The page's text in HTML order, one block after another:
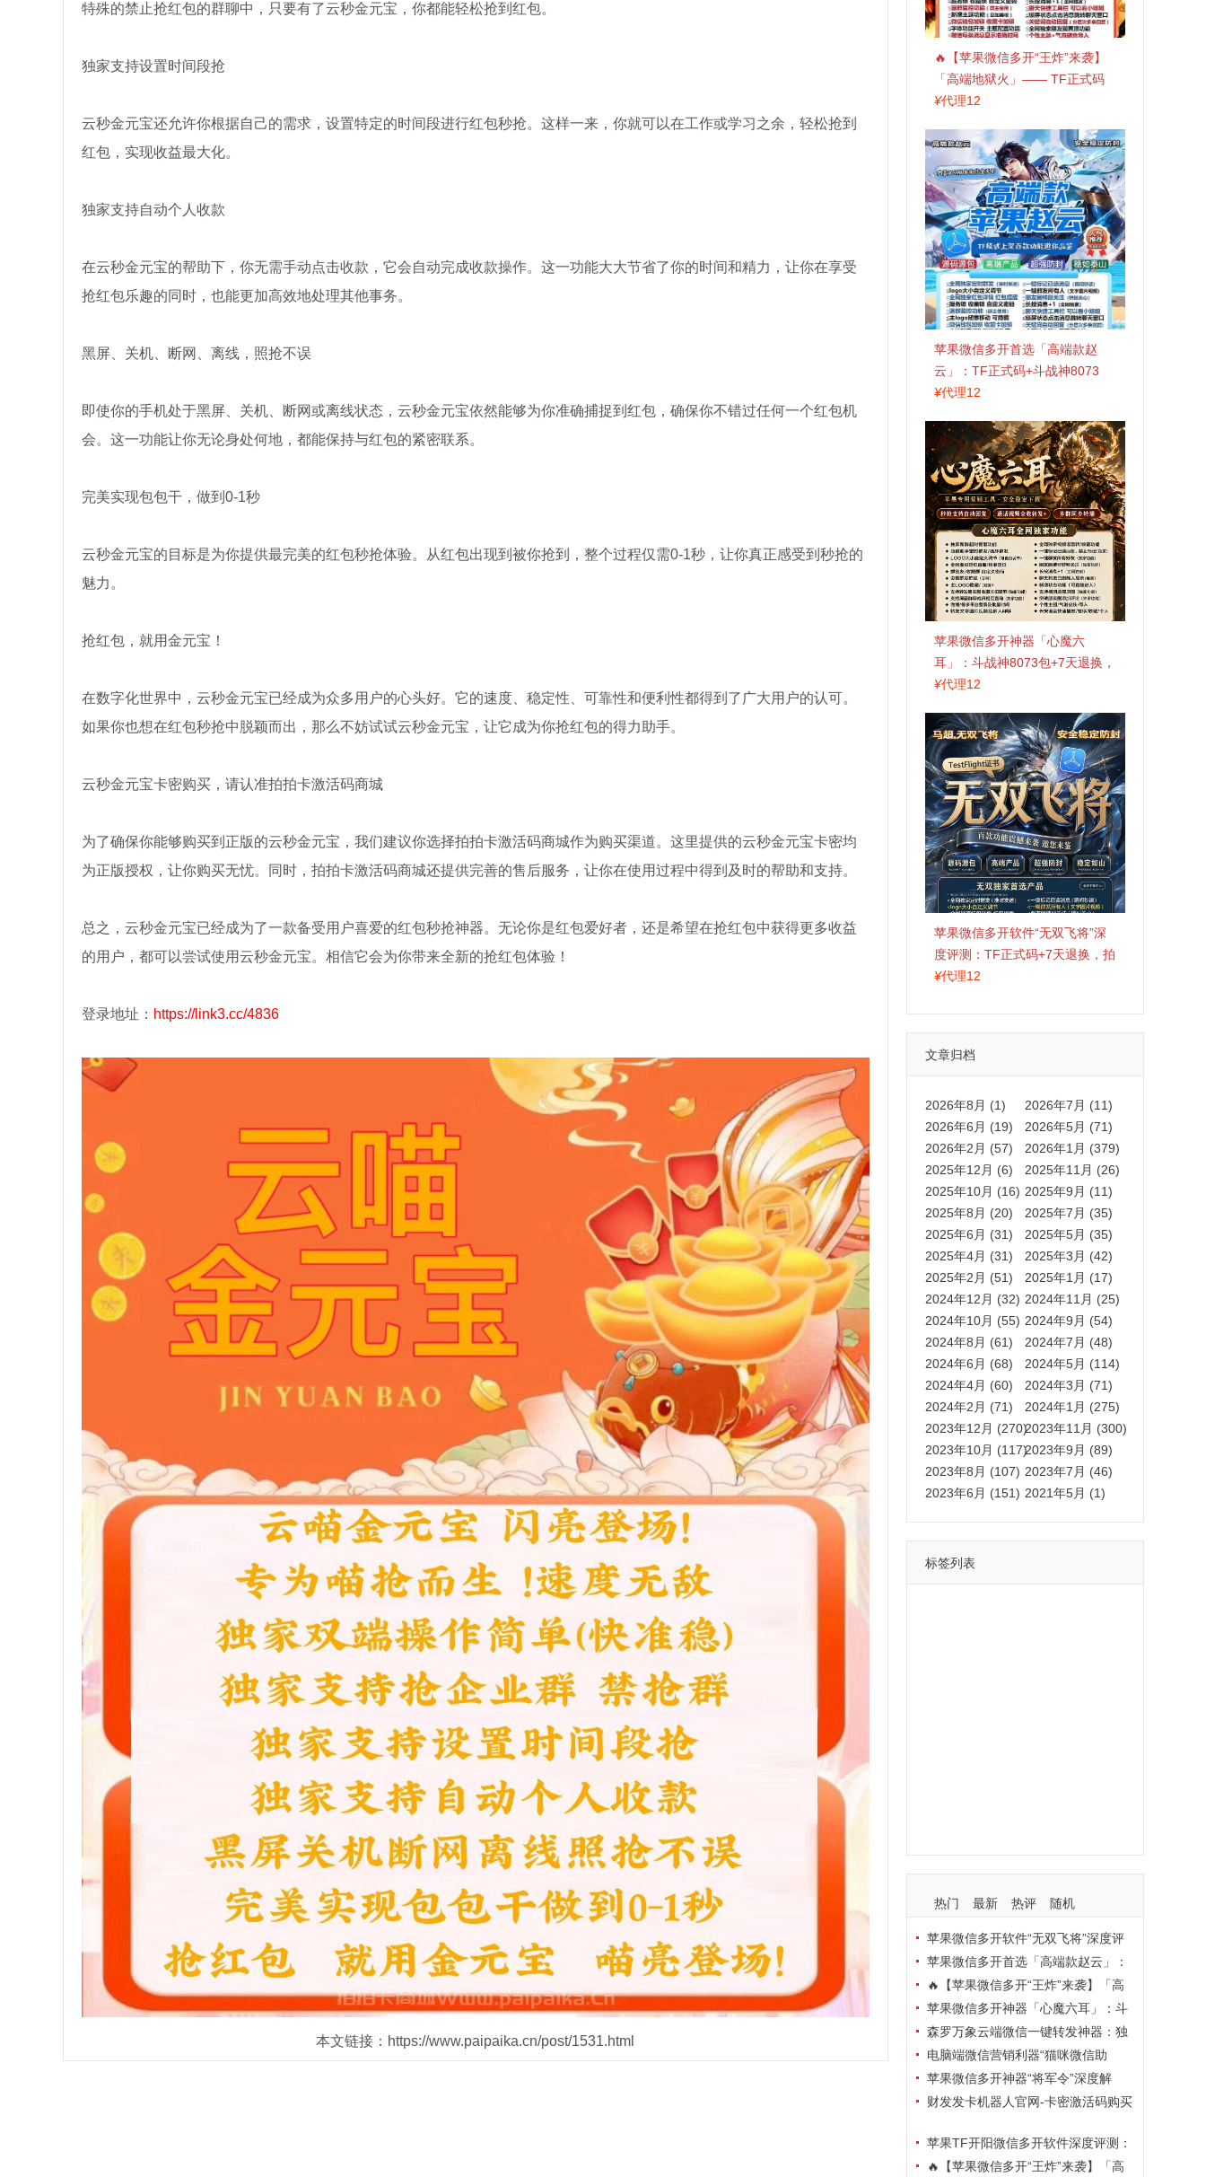
特殊的禁止抢红包的群聊中，只要有了云秒金元宝，你都能轻松抢到红包。
独家支持设置时间段抢
云秒金元宝还允许你根据自己的需求，设置特定的时间段进行红包秒抢。这样一来，你就可以在工作或学习之余，轻松抢到
红包，实现收益最大化。
独家支持自动个人收款
在云秒金元宝的帮助下，你无需手动点击收款，它会自动完成收款操作。这一功能大大节省了你的时间和精力，让你在享受
抢红包乐趣的同时，也能更加高效地处理其他事务。
黑屏、关机、断网、离线，照抢不误
即使你的手机处于黑屏、关机、断网或离线状态，云秒金元宝依然能够为你准确捕捉到红包，确保你不错过任何一个红包机
会。这一功能让你无论身处何地，都能保持与红包的紧密联系。
完美实现包包干，做到0-1秒
云秒金元宝的目标是为你提供最完美的红包秒抢体验。从红包出现到被你抢到，整个过程仅需0-1秒，让你真正感受到秒抢的
魅力。
抢红包，就用金元宝！
在数字化世界中，云秒金元宝已经成为众多用户的心头好。它的速度、稳定性、可靠性和便利性都得到了广大用户的认可。
如果你也想在红包秒抢中脱颖而出，那么不妨试试云秒金元宝，让它成为你抢红包的得力助手。
云秒金元宝卡密购买，请认准拍拍卡激活码商城
为了确保你能够购买到正版的云秒金元宝，我们建议你选择拍拍卡激活码商城作为购买渠道。这里提供的云秒金元宝卡密均
为正版授权，让你购买无忧。同时，拍拍卡激活码商城还提供完善的售后服务，让你在使用过程中得到及时的帮助和支持。
总之，云秒金元宝已经成为了一款备受用户喜爱的红包秒抢神器。无论你是红包爱好者，还是希望在抢红包中获得更多收益
的用户，都可以尝试使用云秒金元宝。相信它会为你带来全新的抢红包体验！
登录地址： https://link3.cc/4836
本文链接：https://www.paipaika.cn/post/1531.html
🔥【苹果微信多开“王炸”来袭】
「高端地狱火」—— TF正式码
+斗战神8073包，7天退换，安全
¥代理12
苹果微信多开首选「高端款赵
云」：TF正式码+斗战神8073
包，7天退换认准拍拍卡激活码
¥代理12
苹果微信多开神器「心魔六
耳」：斗战神8073包+7天退换，
认准拍拍卡激活码商城
¥代理12
苹果微信多开软件“无双飞将”深
度评测：TF正式码+7天退换，拍
拍卡激活码商城正品保障
¥代理12
文章归档
2026年8月 (1)
2026年7月 (11)
2026年6月 (19)
2026年5月 (71)
2026年2月 (57)
2026年1月 (379)
2025年12月 (6)
2025年11月 (26)
2025年10月 (16) 2025年9月 (11)
2025年8月 (20)
2025年7月 (35)
2025年6月 (31)
2025年5月 (35)
2025年4月 (31)
2025年3月 (42)
2025年2月 (51)
2025年1月 (17)
2024年12月 (32) 2024年11月 (25)
2024年10月 (55) 2024年9月 (54)
2024年8月 (61)
2024年7月 (48)
2024年6月 (68)
2024年5月 (114)
2024年4月 (60)
2024年3月 (71)
2024年2月 (71)
2024年1月 (275)
2023年12月 (270)2023年11月 (300)
2023年10月 (117)2023年9月 (89)
2023年8月 (107) 2023年7月 (46)
2023年6月 (151) 2021年5月 (1)
标签列表
热门 最新 热评 随机
苹果微信多开软件“无双飞将”深度评
测：TF正式码+7天退换，拍拍卡激活
码商城正品保障
苹果微信多开首选「高端款赵云」：
TF正式码+斗战神8073包，7天退换认
准拍拍卡激活码商城
🔥【苹果微信多开“王炸”来袭】「高
端地狱火」—— TF正式码+斗战神807
3包，7天退换，安全防封，多开自由触
手可及！
苹果微信多开神器「心魔六耳」：斗
战神8073包+7天退换，认准拍拍卡激
活码商城
森罗万象云端微信一键转发神器：独
家源码·安全防封·月卡季卡半年卡年卡
授权，7天无理由退换！
电脑端微信营销利器“猫咪微信助
手”深度评测：7大模块功能全解析，多
卡种授权灵活选
苹果微信多开神器“将军令”深度解
析：8073版本包+TF外侧码，微商营销
财发发卡机器人官网-卡密激活码购买
换苹果TF开阳微信多开软件深度评测：
凡尔赛8069包功能全解析，TestFlight
🔥【苹果微信多开“王炸”来袭】「高